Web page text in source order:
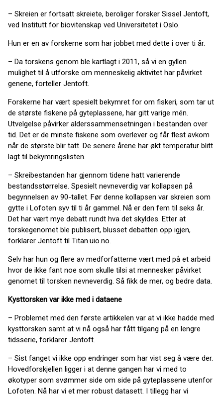
– Skreien er fortsatt skreiete, beroliger forsker Sissel Jentoft,
ved Institutt for biovitenskap ved Universitetet i Oslo.
Hun er en av forskerne som har jobbet med dette i over ti år.
– Da torskens genom ble kartlagt i 2011, så vi en gyllen
mulighet til å utforske om menneskelig aktivitet har påvirket
genene, forteller Jentoft.
Forskerne har vært spesielt bekymret for om fiskeri, som tar ut
de største fiskene på gyteplassene, har gitt varige mén.
Utvelgelse påvirker alderssammensetningen i bestanden over
tid. Det er de minste fiskene som overlever og får flest avkom
når de største blir tatt. De senere årene har økt temperatur blitt
lagt til bekymringslisten.
– Skreibestanden har gjennom tidene hatt varierende
bestandsstørrelse. Spesielt nevneverdig var kollapsen på
begynnelsen av 90-tallet. Før denne kollapsen var skreien som
gytte i Lofoten syv til ti år gammel. Nå er den fem til seks år.
Det har vært mye debatt rundt hva det skyldes. Etter at
torskegenomet ble publisert, blusset debatten opp igjen,
forklarer Jentoft til Titan.uio.no.
Selv har hun og flere av medforfatterne vært med på et arbeid
hvor de ikke fant noe som skulle tilsi at mennesker påvirket
genomet til torsken nevneverdig. Så fikk de mer, og bedre data.
Kysttorsken var ikke med i dataene
– Problemet med den første artikkelen var at vi ikke hadde med
kysttorsken samt at vi nå også har fått tilgang på en lengre
tidsserie, forklarer Jentoft.
– Sist fanget vi ikke opp endringer som har vist seg å være der.
Hovedforskjellen ligger i at denne gangen har vi med to
økotyper som svømmer side om side på gyteplassene utenfor
Lofoten. Nå har vi et mer robust datasett. I tillegg har vi